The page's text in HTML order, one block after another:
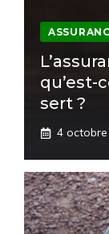
qu’est-
sert ?
4 octobre